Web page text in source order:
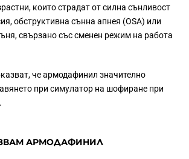
които страдат от силна сънливост
обструктивна сънна апнея (OSA) или
свързано със сменен режим на работа
че армодафинил значително
при симулатор на шофиране при
АРМОДАФИНИЛ